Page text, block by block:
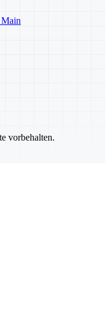
vorbehalten.